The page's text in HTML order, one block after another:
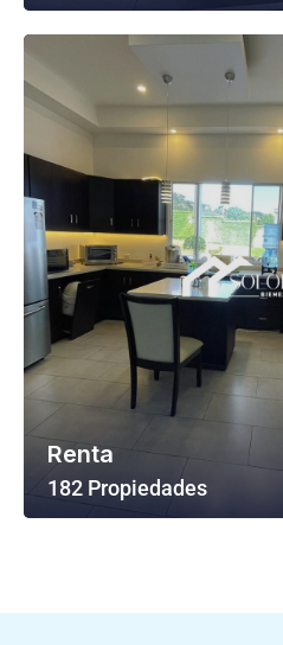
Ver Todas Las Propiedades
Renta
182 Propiedades